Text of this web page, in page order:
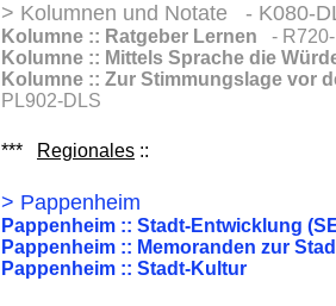
> Kolumnen und Notate - K080-
Kolumne :: Ratgeber Lernen
-
Kolumne :: Mittels Sprache die
Kolumne :: Zur Stimmungslage vor
PL902-DLS
*** Regionales ::
> Pappenheim
Pappenheim :: Stadt-Entwicklung
Pappenheim :: Memoranden zur
Pappenheim :: Stadt-Kultur